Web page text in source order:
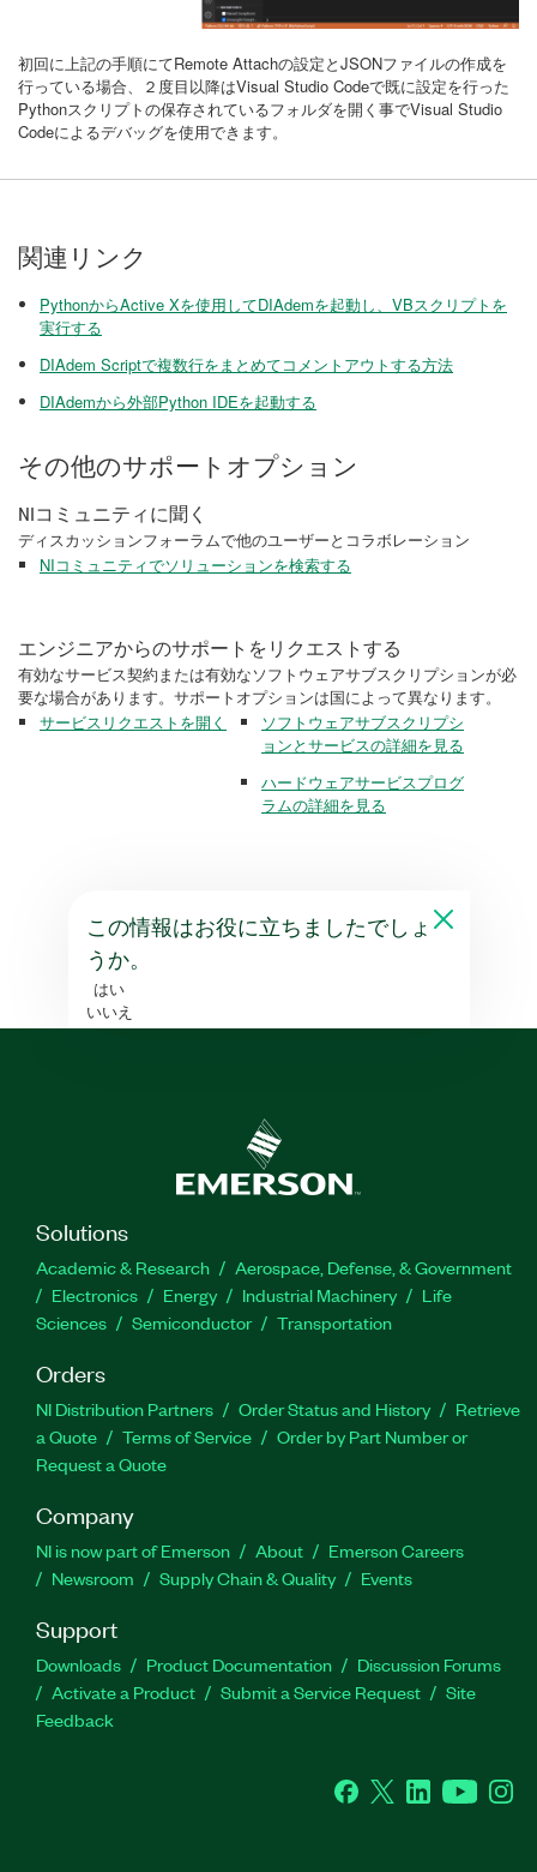
初回に上記の手順にてRemote Attachの設定とJSONファイルの作成を
行っている場合、２度目以降はVisual Studio Codeで既に設定を行った
Pythonスクリプトの保存されているフォルダを開く事でVisual Studio
Codeによるデバッグを使用できます。
関連リンク
PythonからActive Xを使用してDIAdemを起動し、VBスクリプトを
実行する
DIAdem Scriptで複数行をまとめてコメントアウトする方法
DIAdemから外部Python IDEを起動する
その他のサポートオプション
NIコミュニティに聞く
ディスカッションフォーラムで他のユーザーとコラボレーション
NIコミュニティでソリューションを検索する
エンジニアからのサポートをリクエストする
有効なサービス契約または有効なソフトウェアサブスクリプションが必
要な場合があります。サポートオプションは国によって異なります。
サービスリクエストを開く
ソフトウェアサブスクリプシ
ョンとサービスの詳細を見る
ハードウェアサービスプログ
ラムの詳細を見る
この情報はお役に立ちましたでしょ
うか。
はい
いいえ
Solutions
Academic & Research
Aerospace, Defense, & Government
Electronics
Energy Industrial Machinery
Life
Sciences
Semiconductor Transportation
Orders
NI Distribution Partners Order Status and History
Retrieve
a Quote
Terms of Service
Order by Part Number or
Request a Quote
Company
NI is now part of Emerson About
Emerson Careers
Newsroom
Supply Chain & Quality Events
Support
Downloads Product Documentation
Discussion Forums
Activate a Product
Submit a Service Request
Site
Feedback
Facebook
Twitter LinkedInYouTube